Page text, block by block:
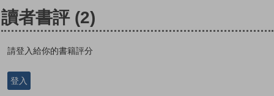
讀者書評 (2)
請登入給你的書籍評分
登入